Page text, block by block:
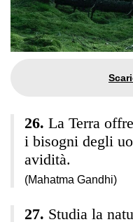
La Terra
i bisogni degli
avidità.
(Mahatma Gandhi)
Studia la